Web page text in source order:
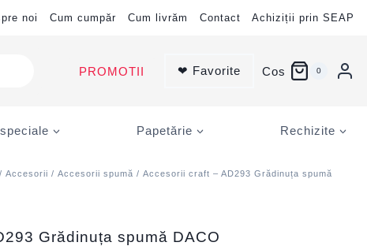
noi Cum cumpăr Cum livrăm Contact Achiziții prin SEAP
PROMOTII ❤ Favorite Cos 0
Papetărie Rechizite
/Accesorii /Accesorii spumă / Accesorii craft – AD293 Grădinuța spumă
Grădinuța spumă DACO